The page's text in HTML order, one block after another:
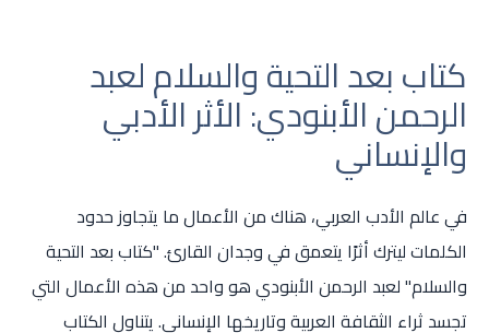
كتاب بعد التحية والسلام لعبد
الرحمن الأبنودي: الأثر الأدبي
والإنساني
في عالم الأدب العربي، هناك من الأعمال ما يتجاوز حدود
الكلمات ليترك أثرًا يتعمق في وجدان القارئ. "كتاب بعد التحية
والسلام" لعبد الرحمن الأبنودي هو واحد من هذه الأعمال التي
تجسد ثراء الثقافة العربية وتاريخها الإنساني. يتناول الكتاب